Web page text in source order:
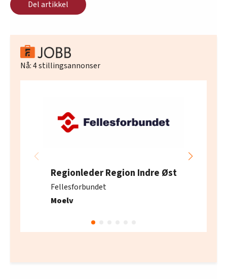
Del artikkel
Nå:4stillingsannonser
Regionleder Region Indre Øst
Fellesforbundet
Moelv